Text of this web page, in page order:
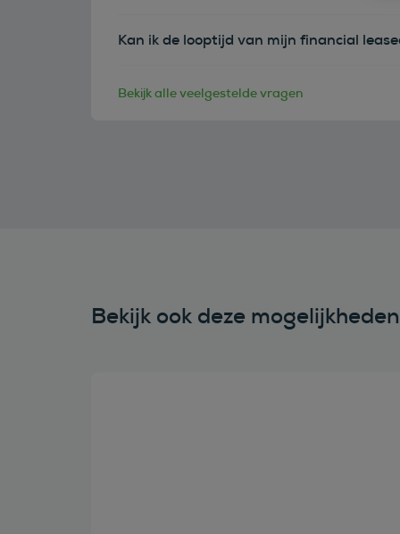
Kan ik de looptijd van mijn financial
Bekijk alle veelgestelde vragen
Bekijk ook deze